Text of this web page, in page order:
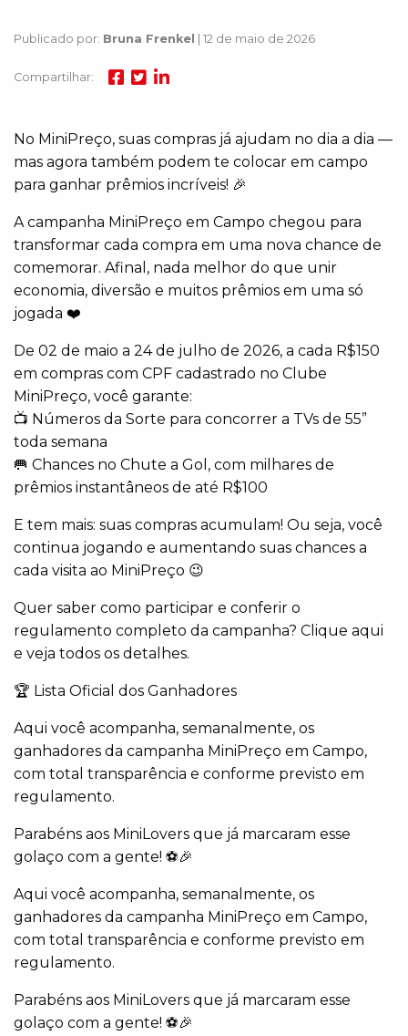
Publicado por: Bruna Frenkel | 12 de maio de 2026
Compartilhar:
No MiniPreço, suas compras já ajudam no dia a dia —
mas agora também podem te colocar em campo
para ganhar prêmios incríveis! 🎉
A campanha MiniPreço em Campo chegou para
transformar cada compra em uma nova chance de
comemorar. Afinal, nada melhor do que unir
economia, diversão e muitos prêmios em uma só
jogada ❤️
De 02 de maio a 24 de julho de 2026, a cada R$150
em compras com CPF cadastrado no Clube
MiniPreço, você garante:
📺 Números da Sorte para concorrer a TVs de 55”
toda semana
🥅 Chances no Chute a Gol, com milhares de
prêmios instantâneos de até R$100
E tem mais: suas compras acumulam! Ou seja, você
continua jogando e aumentando suas chances a
cada visita ao MiniPreço 😉
Quer saber como participar e conferir o
regulamento completo da campanha? Clique aqui
e veja todos os detalhes.
🏆 Lista Oficial dos Ganhadores
Aqui você acompanha, semanalmente, os
ganhadores da campanha MiniPreço em Campo,
com total transparência e conforme previsto em
regulamento.
Parabéns aos MiniLovers que já marcaram esse
golaço com a gente! ⚽🎉
Aqui você acompanha, semanalmente, os
ganhadores da campanha MiniPreço em Campo,
com total transparência e conforme previsto em
regulamento.
Parabéns aos MiniLovers que já marcaram esse
golaço com a gente! ⚽🎉